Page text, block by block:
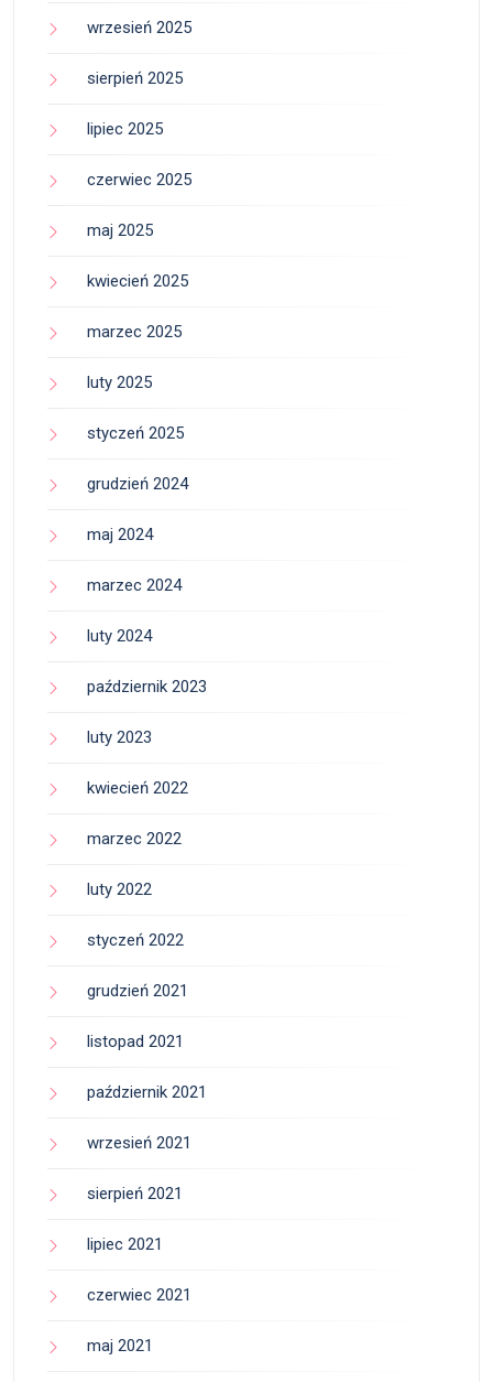
wrzesień 2025
sierpień 2025
lipiec 2025
czerwiec 2025
maj 2025
kwiecień 2025
marzec 2025
luty 2025
styczeń 2025
grudzień 2024
maj 2024
marzec 2024
luty 2024
październik 2023
luty 2023
kwiecień 2022
marzec 2022
luty 2022
styczeń 2022
grudzień 2021
listopad 2021
październik 2021
wrzesień 2021
sierpień 2021
lipiec 2021
czerwiec 2021
maj 2021